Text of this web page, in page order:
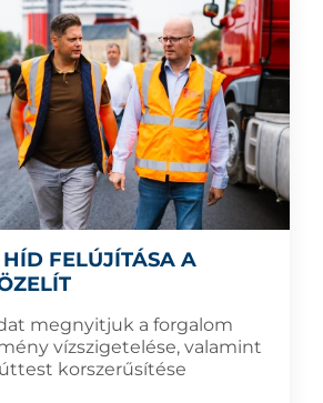
HÍD FELÚJÍTÁSA A
megnyitjuk a forgalom
vízszigetelése, valamint
korszerűsítése